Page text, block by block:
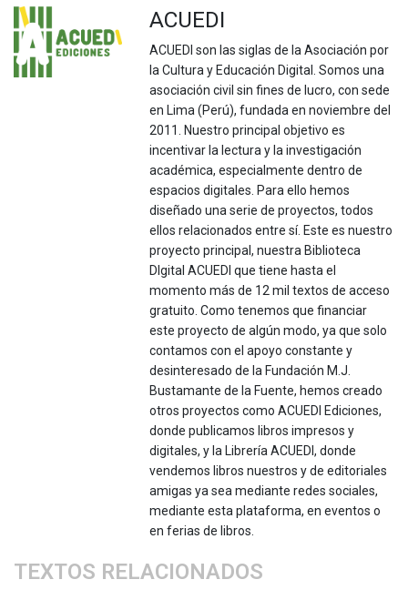
ACUEDI
ACUEDI son las siglas de la Asociación por
la Cultura y Educación Digital. Somos una
asociación civil sin fines de lucro, con sede
en Lima (Perú), fundada en noviembre del
2011. Nuestro principal objetivo es
incentivar la lectura y la investigación
académica, especialmente dentro de
espacios digitales. Para ello hemos
diseñado una serie de proyectos, todos
ellos relacionados entre sí. Este es nuestro
proyecto principal, nuestra Biblioteca
DIgital ACUEDI que tiene hasta el
momento más de 12 mil textos de acceso
gratuito. Como tenemos que financiar
este proyecto de algún modo, ya que solo
contamos con el apoyo constante y
desinteresado de la Fundación M.J.
Bustamante de la Fuente, hemos creado
otros proyectos como ACUEDI Ediciones,
donde publicamos libros impresos y
digitales, y la Librería ACUEDI, donde
vendemos libros nuestros y de editoriales
amigas ya sea mediante redes sociales,
mediante esta plataforma, en eventos o
en ferias de libros.
TEXTOS RELACIONADOS